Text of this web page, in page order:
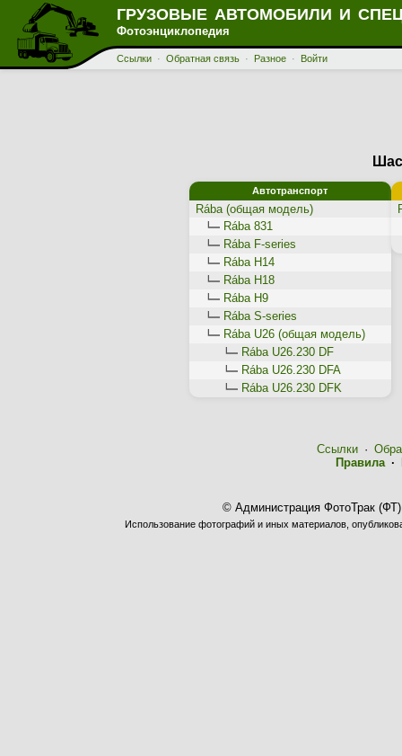
ГРУЗОВЫЕ АВТОМОБИЛИ И
Фотоэнциклопедия
Ссылки · Обратная связь · Разное · Войти
Автотранспорт
Rába (общая модель)
Rába 831
Rába F-series
Rába H14
Rába H18
Rába H9
Rába S-series
Rába U26 (общая модель)
Rába U26.230 DF
Rába U26.230 DFA
Rába U26.230 DFK
Ссылки·
Правила·
© Администрация ФотоТрак
Использование фотографий и иных материалов,